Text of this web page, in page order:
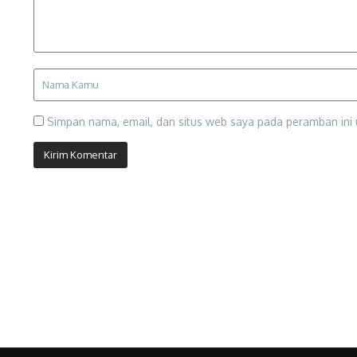
Simpan nama, email, dan situs web saya pada peramban